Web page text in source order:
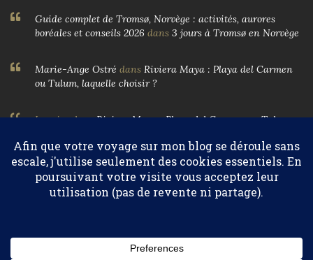
Guide complet de Tromsø, Norvège : activités, aurores
boréales et conseils 2026 dans 3 jours à Tromsø en Norvège
Marie-Ange Ostré dans Riviera Maya : Playa del Carmen
ou Tulum, laquelle choisir ?
LarnierdansRiviera Maya : Playa del Carmen ou Tulum,
Marie-Ange OstrédansEgypte, parfums et huiles
essentielles
© 2004-2026 Marie-Ange Ostré. Tous droits réservés.
Confidentialité et cookies : ce site utilise des cookies. En continuant à
Pour en savoir plus, notamment sur la façon de contrôler les
Politique relative aux cookies